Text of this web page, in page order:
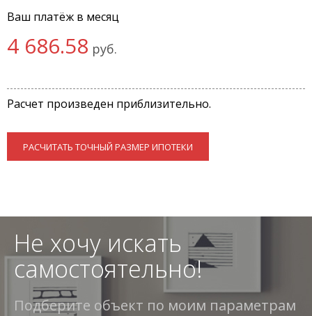
Ваш платёж в месяц
4 686.58 руб.
Расчет произведен приблизительно.
РАСЧИТАТЬ ТОЧНЫЙ РАЗМЕР ИПОТЕКИ
Не хочу искать
самостоятельно!
Подберите объект по моим параметрам